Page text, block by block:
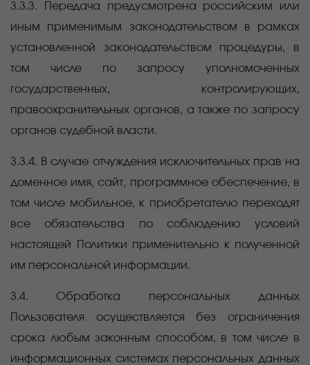
3.3.3. Передача предусмотрена российским или
иным применимым законодательством в рамках
установленной законодательством процедуры, в
том числе по запросу уполномоченных
государственных, контролирующих,
правоохранительных органов, а также по запросу
органов судебной власти.
3.3.4. В случае отчуждения исключительных прав на
доменное имя, сайт, программное обеспечение, в
том числе мобильное, к приобретателю переходят
все обязательства по соблюдению условий
настоящей Политики применительно к полученной
им персональной информации.
3.4. Обработка персональных данных
Пользователя осуществляется без ограничения
срока любым законным способом, в том числе в
информационных системах персональных данных